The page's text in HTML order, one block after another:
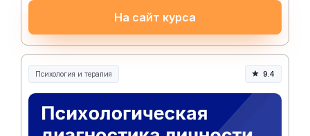
На сайт курса
Психология и терапия 9.4